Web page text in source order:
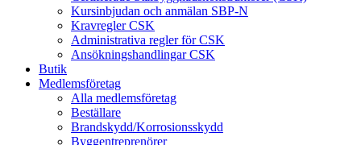
Kursinbjudan och anmälan SBP-N
Kravregler CSK
Administrativa regler för CSK
Ansökningshandlingar CSK
Butik
Medlemsföretag
Alla medlemsföretag
Beställare
Brandskydd/Korrosionsskydd
Byggentreprenörer